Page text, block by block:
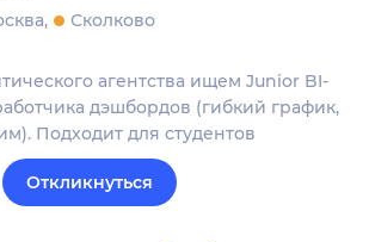
Сколково
агентства ищем Junior BI-
дэшбордов (гибкий график,
Подходит для студентов
Откликнуться